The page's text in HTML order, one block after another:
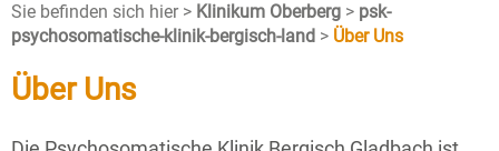
Sie befinden sich hier > Klinikum Oberberg > psk-
psychosomatische-klinik-bergisch-land > Über Uns
Über Uns